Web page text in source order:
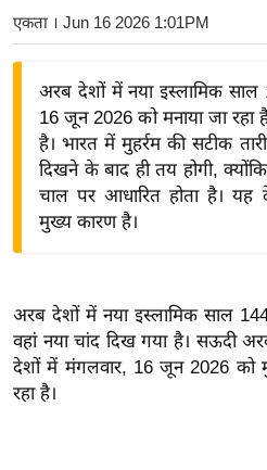
ज़
ने
द्यो
शे
ष
ज्ञ
रा
एकता । Jun 16 2026 1:01PM
अरब देशों में नया इस्लामिक साल
16 जून 2026 को मनाया जा रहा
है। भारत में मुहर्रम की सटीक
दिखने के बाद ही तय होगी,
चाल पर आधारित होता है।
मुख्य कारण है।
अरब देशों में नया इस्लामिक साल
वहां नया चांद दिख गया है। सऊदी
देशों में मंगलवार, 16 जून 2026 को
रहा है।